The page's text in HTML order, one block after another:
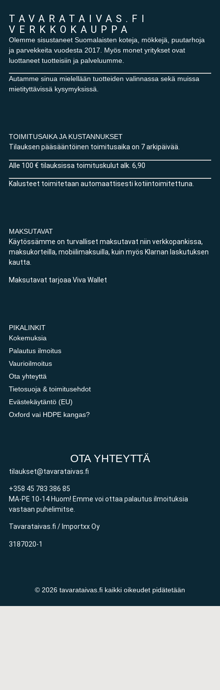
TAVARATAIVAS.FI
VERKKOKAUPPA
Olemme sisustaneet Suomalaisten koteja, mökkejä, puutarhoja
ja parvekkeita vuodesta 2017. Myös monet yritykset ovat
luottaneet tuotteisiin ja palveluumme.
Autamme sinua mielellään tuotteiden valinnassa sekä muissa
mietityttävissä kysymyksissä.
TOIMITUSAIKA JA KUSTANNUKSET
Tilauksen pääsääntöinen toimitusaika on 7 arkipäivää.
Alle 100 € tilauksissa toimituskulut alk. 6,90
Kalusteet toimitetaan automaattisesti kotiintoimitettuna.
MAKSUTAVAT
Käytössämme on turvalliset maksutavat niin verkkopankissa,
maksukorteilla, mobiilimaksuilla, kuin myös Klarnan laskutuksen
kautta.
Maksutavat tarjoaa Viva Wallet
PIKALINKIT
Kokemuksia
Palautus ilmoitus
Vaurioilmoitus
Ota yhteyttä
Tietosuoja & toimitusehdot
Evästekäytäntö (EU)
Oxford vai HDPE kangas?
OTA YHTEYTTÄ
tilaukset@tavarataivas.fi
+358 45 783 386 85
MA-PE 10-14 Huom! Emme voi ottaa palautus ilmoituksia
vastaan puhelimitse.
Tavarataivas.fi / Importxx Oy
3187020-1
© 2026 tavarataivas.fi kaikki oikeudet pidätetään